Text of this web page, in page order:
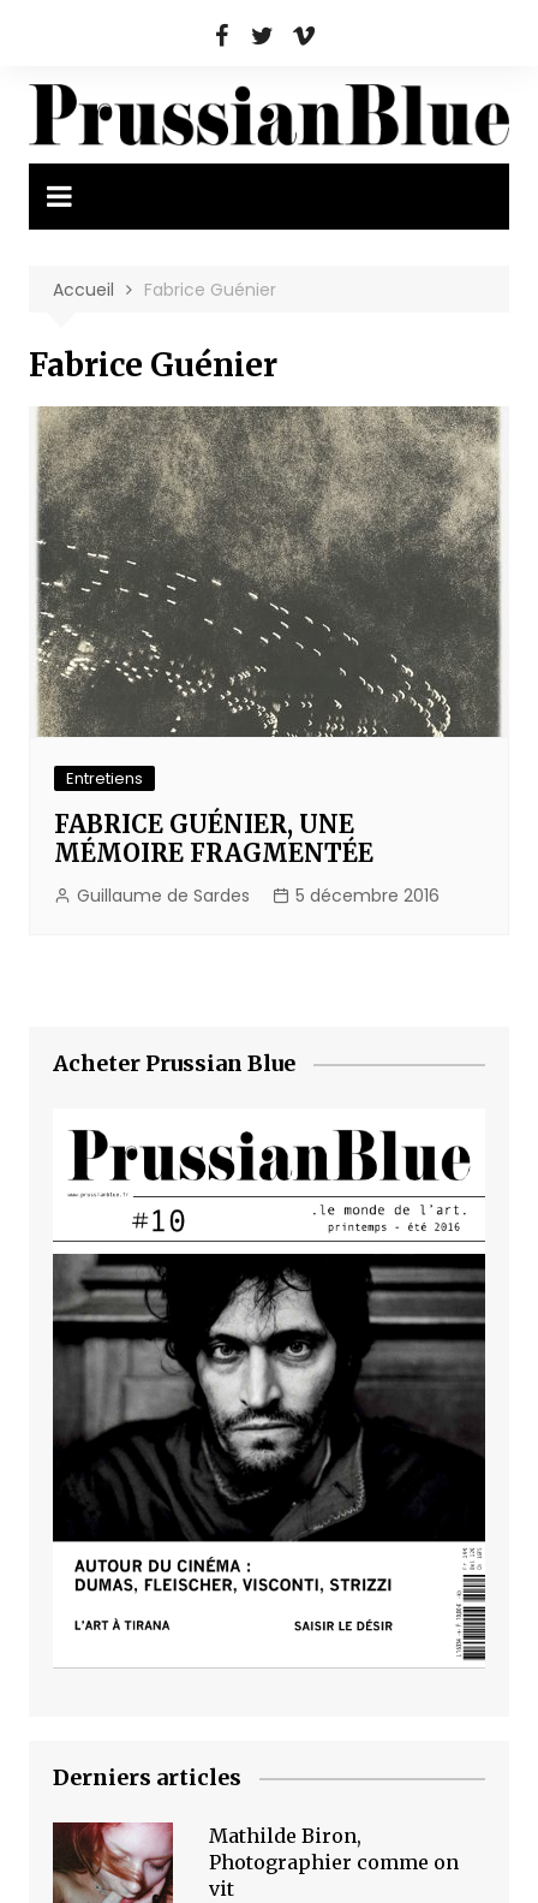
Accueil Fabrice Guénier
Fabrice Guénier
Entretiens
FABRICE GUÉNIER, UNE
MÉMOIRE FRAGMENTÉE
Guillaume de Sardes 5 décembre 2016
Acheter Prussian Blue
Derniers articles
Mathilde Biron,
Photographier comme on
vit